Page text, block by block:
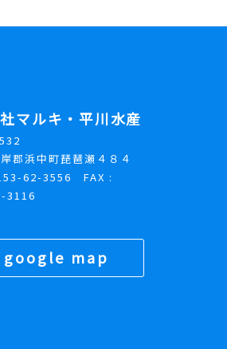
マルキ・平川水産
郡浜中町琵琶瀬４８４
62-3556 FAX :
3116
google map